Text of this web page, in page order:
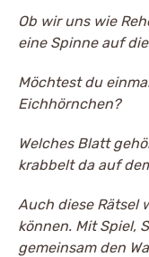
Ob wir uns wie
eine Spinne auf
Möchtest du
Eichhörnchen?
Welches Blatt
krabbelt da auf
Auch diese Rätsel
können. Mit Spiel,
gemeinsam den